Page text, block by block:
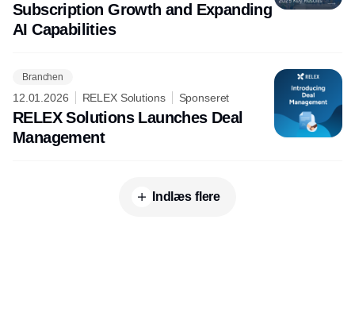
Subscription Growth and Expanding
AI Capabilities
Branchen
12.01.2026 RELEX Solutions Sponseret
RELEX Solutions Launches Deal
Management
Indlæs flere